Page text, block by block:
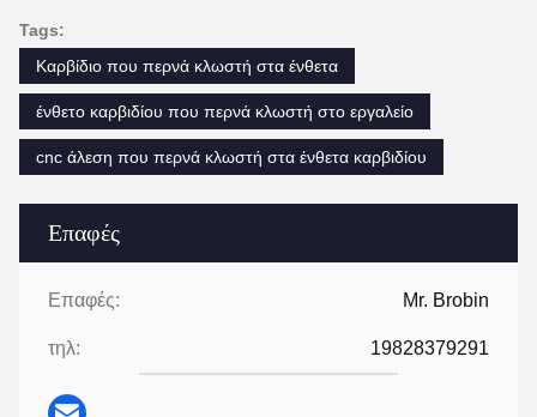
Επαφές
Επαφές: Mr. Brobin
τηλ: 19828379291
Tags:
Καρβίδιο που περνά κλωστή στα ένθετα
ένθετο καρβιδίου που περνά κλωστή στο εργαλείο
cnc άλεση που περνά κλωστή στα ένθετα καρβιδίου